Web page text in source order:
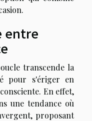
entre
transcende la
pour s'ériger en
En effet,
une tendance où
proposant